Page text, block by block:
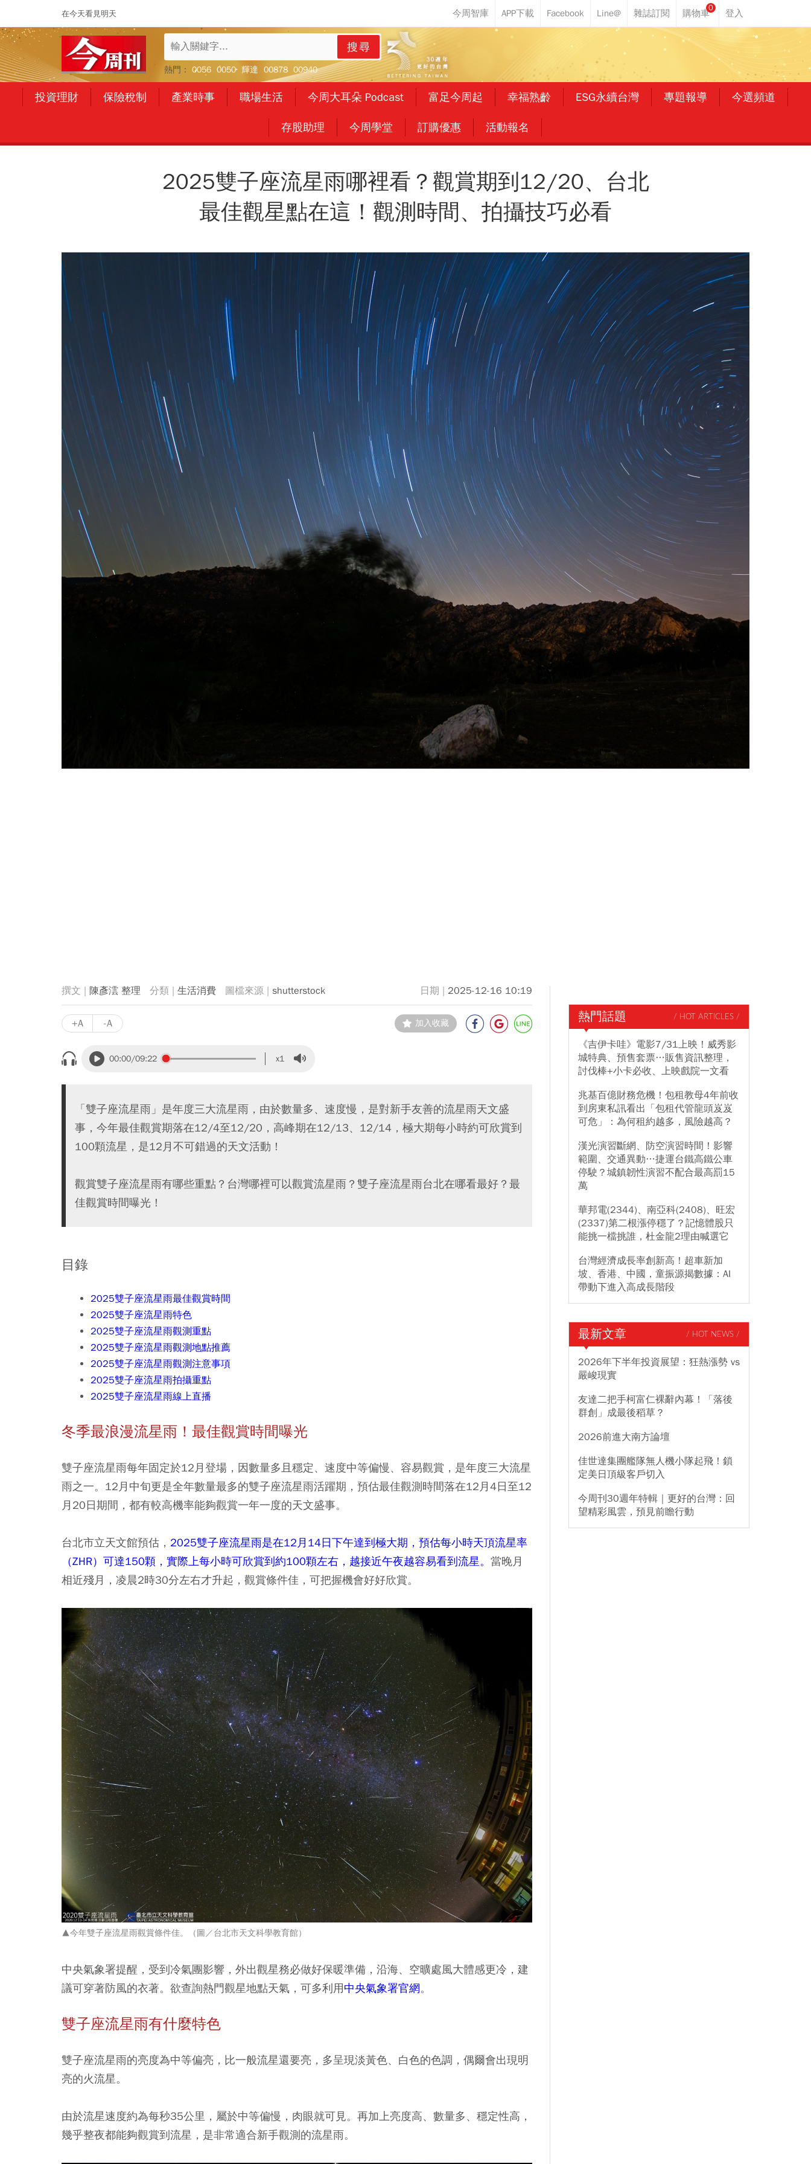
在今天看見明天
0
搜尋
熱門： 0056 0050 輝達 00878 00940
投資理財 保險稅制 產業時事 職場生活 今周大耳朵 Podcast 富足今周起 幸福熟齡 ESG永續台灣 專題報導 今選頻道
存股助理 今周學堂 訂購優惠 活動報名
2025雙子座流星雨哪裡看？觀賞期到12/20、台北
最佳觀星點在這！觀測時間、拍攝技巧必看
陳彥澐 整理 生活消費 shutterstock 2025-12-16 10:19
+A -A 加入收藏
00:00/09:22 x1
「雙子座流星雨」是年度三大流星雨，由於數量多、速度慢，是對新手友善的流星雨天文盛
事，今年最佳觀賞期落在12/4至12/20，高峰期在12/13、12/14，極大期每小時約可欣賞到
100顆流星，是12月不可錯過的天文活動！
觀賞雙子座流星雨有哪些重點？台灣哪裡可以觀賞流星雨？雙子座流星雨台北在哪看最好？最
佳觀賞時間曝光！
目錄
2025雙子座流星雨最佳觀賞時間
2025雙子座流星雨特色
2025雙子座流星雨觀測重點
2025雙子座流星雨觀測地點推薦
2025雙子座流星雨觀測注意事項
2025雙子座流星雨拍攝重點
2025雙子座流星雨線上直播
冬季最浪漫流星雨！最佳觀賞時間曝光
雙子座流星雨每年固定於12月登場，因數量多且穩定、速度中等偏慢、容易觀賞，是年度三大流星
雨之一。12月中旬更是全年數量最多的雙子座流星雨活躍期，預估最佳觀測時間落在12月4日至12
月20日期間，都有較高機率能夠觀賞一年一度的天文盛事。
台北市立天文館預估， 2025雙子座流星雨是在12月14日下午達到極大期，預估每小時天頂流星率
（ZHR）可達150顆，實際上每小時可欣賞到約100顆左右，越接近午夜越容易看到流星。 當晚月
相近殘月，凌晨2時30分左右才升起，觀賞條件佳，可把握機會好好欣賞。
▲今年雙子座流星雨觀賞條件佳。（圖／台北市天文科學教育館）
中央氣象署提醒，受到冷氣團影響，外出觀星務必做好保暖準備，沿海、空曠處風大體感更冷，建
議可穿著防風的衣著。欲查詢熱門觀星地點天氣，可多利用中央氣象署官網。
雙子座流星雨有什麼特色
雙子座流星雨的亮度為中等偏亮，比一般流星還要亮，多呈現淡黃色、白色的色調，偶爾會出現明
亮的火流星。
由於流星速度約為每秒35公里，屬於中等偏慢，肉眼就可見。再加上亮度高、數量多、穩定性高 ，
幾乎整夜都能夠觀賞到流星，是非常適合新手觀測的流星雨。
熱門話題 / HOT ARTICLES /
《吉伊卡哇》電影7/31上映！威秀影
城特典、預售套票…販售資訊整理，
討伐棒+小卡必收、上映戲院一文看
兆基百億財務危機！包租教母4年前收
到房東私訊看出「包租代管龍頭岌岌
可危」：為何租約越多，風險越高？
漢光演習斷網、防空演習時間！影響
範圍、交通異動…捷運台鐵高鐵公車
停駛？城鎮韌性演習不配合最高罰15
萬
華邦電(2344)、南亞科(2408)、旺宏
(2337)第二根漲停穩了？記憶體股只
能挑一檔挑誰，杜金龍2理由喊選它
台灣經濟成長率創新高！超車新加
坡、香港、中國，童振源揭數據：AI
帶動下進入高成長階段
最新文章 / HOT NEWS /
2026年下半年投資展望：狂熱漲勢 vs
嚴峻現實
友達二把手柯富仁裸辭內幕！「落後
群創」成最後稻草？
2026前進大南方論壇
佳世達集團艦隊無人機小隊起飛！鎖
定美日頂級客戶切入
今周刊30週年特輯｜更好的台灣：回
望精彩風雲，預見前瞻行動